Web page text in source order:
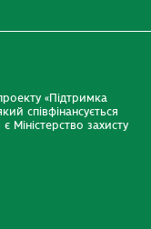
«Підтримка
співфінансується
Міністерство захисту